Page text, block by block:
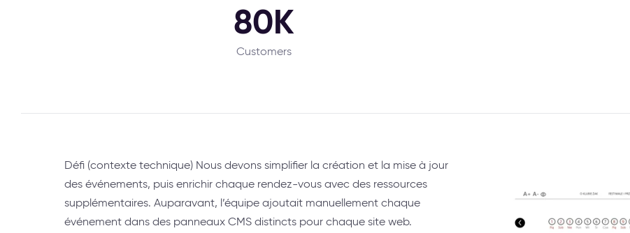
80K
Customers
Défi (contexte technique) Nous devons simplifier la création et la mise à jour
des événements, puis enrichir chaque rendez-vous avec des ressources
supplémentaires. Auparavant, l’équipe ajoutait manuellement chaque
événement dans des panneaux CMS distincts pour chaque site web.